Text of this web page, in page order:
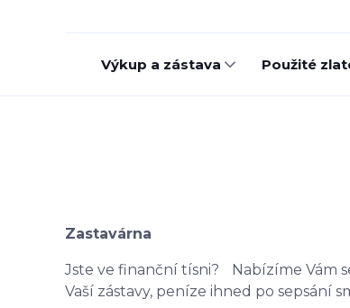
Výkup a zástava Použité
Zastavárna
Jste ve finanční tísni? Nabízíme Vám
Vaší zástavy, peníze ihned po sepsání